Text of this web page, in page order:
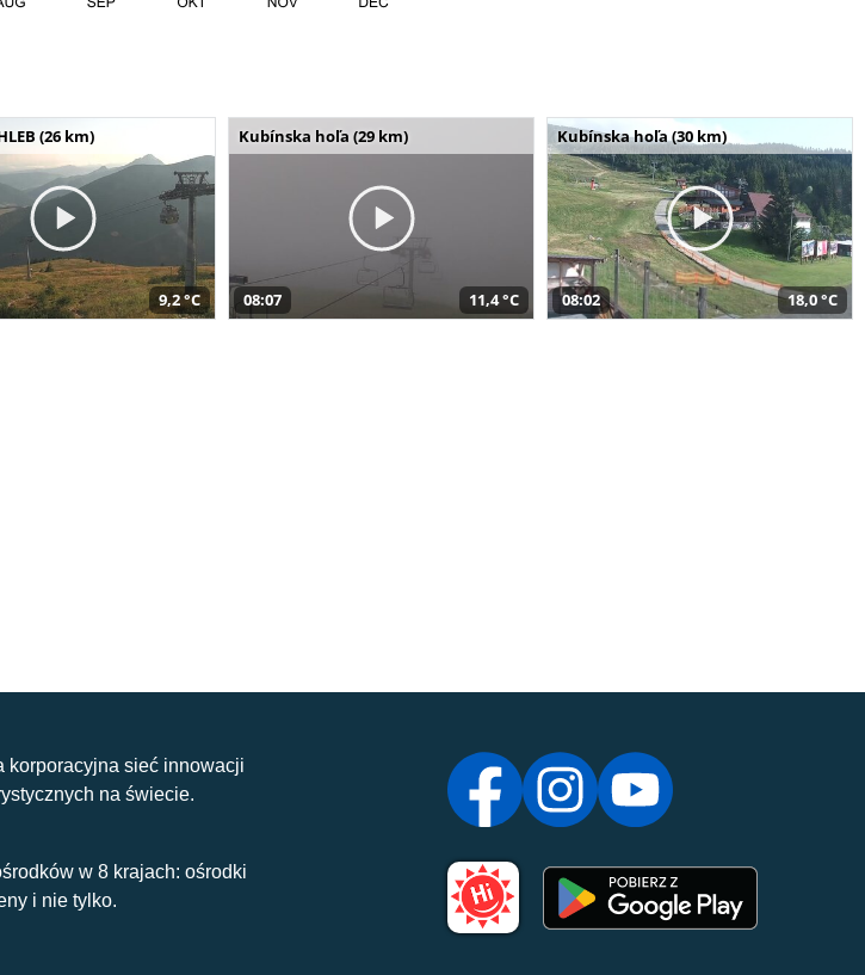
(26 km)
9,2 °C
Kubínska hoľa (29 km)
08:07 11,4 °C
Kubínska hoľa (30 km)
08:02 18,0 °C
korporacyjna sieć innowacji
na świecie.
w 8 krajach: ośrodki
i nie tylko.